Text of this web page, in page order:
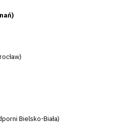
Bielsko-Biała)